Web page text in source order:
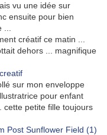
vu une idée sur
ensuite pour bien
créatif ce matin ...
dehors ... magnifique
sur mon enveloppe
pour enfant
cette petite fille toujours